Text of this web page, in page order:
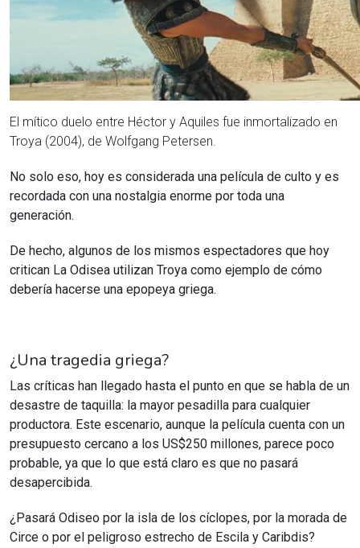
El mítico duelo entre Héctor y Aquiles fue inmortalizado en
Troya (2004), de Wolfgang Petersen.
No solo eso, hoy es considerada una película de culto y es
recordada con una nostalgia enorme por toda una
generación.
De hecho, algunos de los mismos espectadores que hoy
critican La Odisea utilizan Troya como ejemplo de cómo
debería hacerse una epopeya griega.
¿Una tragedia griega?
Las críticas han llegado hasta el punto en que se habla de un
desastre de taquilla: la mayor pesadilla para cualquier
productora. Este escenario, aunque la película cuenta con un
presupuesto cercano a los US$250 millones, parece poco
probable, ya que lo que está claro es que no pasará
desapercibida.
¿Pasará Odiseo por la isla de los cíclopes, por la morada de
Circe o por el peligroso estrecho de Escila y Caribdis?